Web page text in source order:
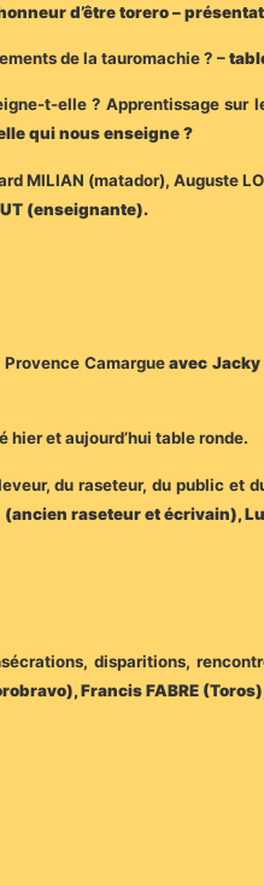
d’être torero –
de la tauromachie ? –
t-elle ? Apprentissage
qui nous enseigne ?
MILIAN (matador), Auguste
(enseignante).
Camargueavec Jacky
hier et aujourd’hui table ronde.
du raseteur, du public et
(ancien raseteur et écrivain),
disparitions,
Francis FABRE